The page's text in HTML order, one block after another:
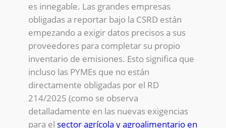
es innegable. Las grandes empresas
obligadas a reportar bajo la CSRD están
empezando a exigir datos precisos a sus
proveedores para completar su propio
inventario de emisiones. Esto significa que
incluso las PYMEs que no están
directamente obligadas por el RD
214/2025 (como se observa
detalladamente en las nuevas exigencias
para el sector agrícola y agroalimentario en